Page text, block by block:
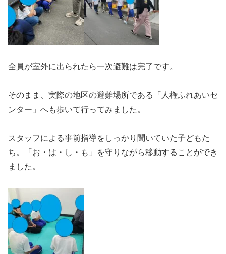
全員が室外に出られたら一次避難は完了です。
そのまま、実際の地区の避難場所である「人権ふれあいセ
ンター」へも歩いて行ってみました。
スタッフによる事前指導をしっかり聞いていた子どもた
ち。「お・は・し・も」を守りながら移動することができ
ました。